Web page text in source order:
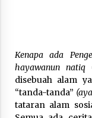
Kenapa ada
hayawanun natiq
disebuah alam
“tanda-tanda”
tataran alam